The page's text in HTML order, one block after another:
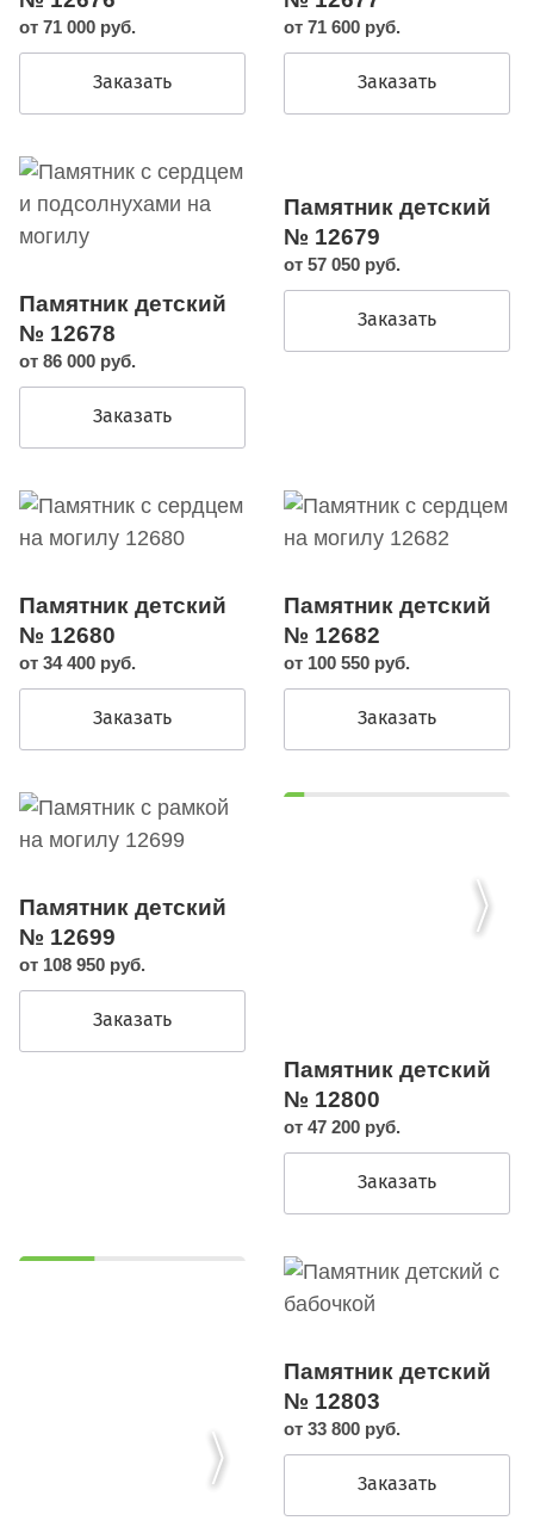
от 71 000 руб.
Заказать
от 71 600 руб.
Заказать
Памятник детский
№ 12678
от 86 000 руб.
Заказать
Памятник детский
№ 12679
от 57 050 руб.
Заказать
Памятник детский
№ 12680
от 34 400 руб.
Заказать
Памятник детский
№ 12682
от 100 550 руб.
Заказать
Памятник детский
№ 12699
от 108 950 руб.
Заказать
Памятник детский
№ 12800
от 47 200 руб.
Заказать
Памятник детский
№ 12803
от 33 800 руб.
Заказать